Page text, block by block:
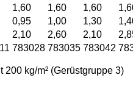
1,60 1,60 1,60
0,95 1,00 1,30
2,10 2,60 2,10
783028 783035 783042
kg/m² (Gerüstgruppe 3)